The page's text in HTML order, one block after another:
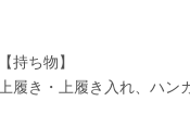
【持ち物】
上履き・上履き入れ、ハン